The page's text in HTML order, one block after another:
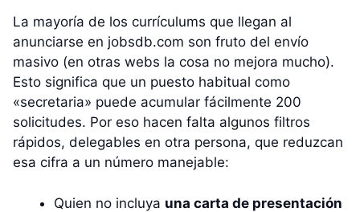
La mayoría de los currículums que llegan al
anunciarse en jobsdb.com son fruto del envío
masivo (en otras webs la cosa no mejora mucho).
Esto significa que un puesto habitual como
«secretaria» puede acumular fácilmente 200
solicitudes. Por eso hacen falta algunos filtros
rápidos, delegables en otra persona, que reduzcan
esa cifra a un número manejable:
Quien no incluya una carta de presentación